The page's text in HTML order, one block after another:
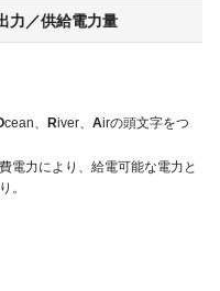
力／供給電力量
cean、 River、 Airの頭文字をつ
電力により、給電可能な電力と
。